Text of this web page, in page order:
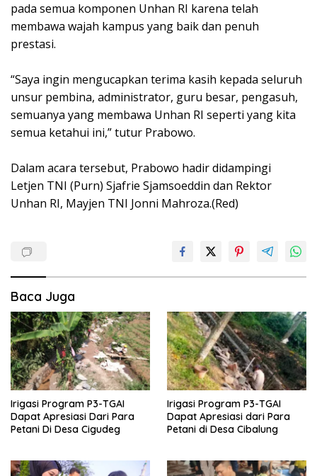
pada semua komponen Unhan RI karena telah
membawa wajah kampus yang baik dan penuh
prestasi.
“Saya ingin mengucapkan terima kasih kepada seluruh
unsur pembina, administrator, guru besar, pengasuh,
semuanya yang membawa Unhan RI seperti yang kita
semua ketahui ini,” tutur Prabowo.
Dalam acara tersebut, Prabowo hadir didampingi
Letjen TNI (Purn) Sjafrie Sjamsoeddin dan Rektor
Unhan RI, Mayjen TNI Jonni Mahroza.(Red)
Baca Juga
Irigasi Program P3-TGAI
Dapat Apresiasi Dari Para
Petani Di Desa Cigudeg
Irigasi Program P3-TGAI
Dapat Apresiasi dari Para
Petani di Desa Cibalung